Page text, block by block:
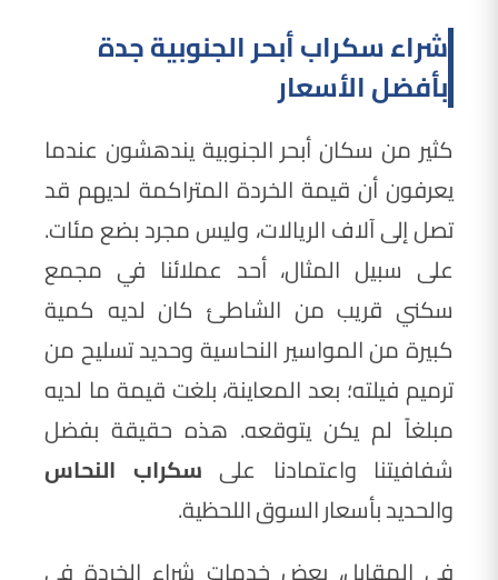
شراء سكراب أبحر الجنوبية جدة
بأفضل الأسعار
كثير من سكان أبحر الجنوبية يندهشون عندما
يعرفون أن قيمة الخردة المتراكمة لديهم قد
تصل إلى آلاف الريالات، وليس مجرد بضع مئات.
على سبيل المثال، أحد عملائنا في مجمع
سكني قريب من الشاطئ كان لديه كمية
كبيرة من المواسير النحاسية وحديد تسليح من
ترميم فيلته؛ بعد المعاينة، بلغت قيمة ما لديه
مبلغاً لم يكن يتوقعه. هذه حقيقة بفضل
شفافيتنا واعتمادنا على سكراب النحاس
والحديد بأسعار السوق اللحظية.
في المقابل، بعض خدمات شراء الخردة في